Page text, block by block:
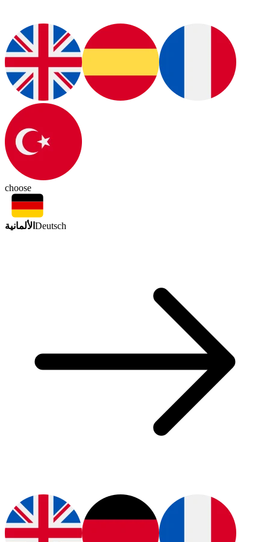
choose
الألمانية Deutsch